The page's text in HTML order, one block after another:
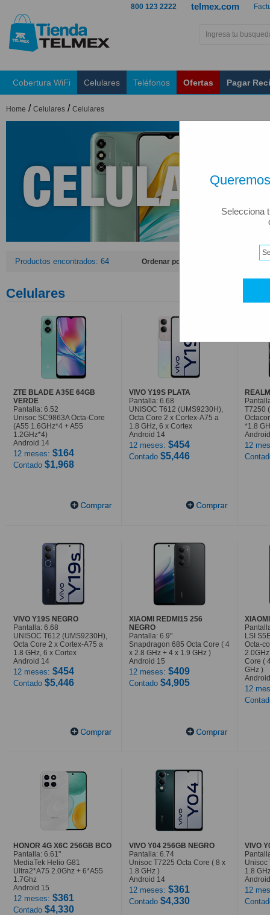
Selecciona
telmex.com
800 123 2222
Cobertura WiFi Celulares Teléfonos Ofertas Pagar
Home / Celulares / Celulares
Productos encontrados: 64 Ordenar por:
Celulares
ZTE BLADE A35E 64GB
VERDE
Pantalla: 6.52
Unisoc SC9863A Octa-Core
(A55 1.6GHz*4 + A55
1.2GHz*4)
Android 14
12 meses: $164
Contado $1,968
VIVO Y19S PLATA
Pantalla: 6.68
UNISOC T612 (UMS9230H),
Octa Core 2 x Cortex-A75 a
1.8 GHz, 6 x Cortex
Android 14
12 meses: $454
Contado $5,446
T7250
*1.8
12
VIVO Y19S NEGRO
Pantalla: 6.68
UNISOC T612 (UMS9230H),
Octa Core 2 x Cortex-A75 a
1.8 GHz, 6 x Cortex
Android 14
12 meses: $454
Contado $5,446
XIAOMI REDMI15 256
NEGRO
Pantalla: 6.9"
Snapdragon 685 Octa Core ( 4
x 2.8 GHz + 4 x 1.9 GHz )
Android 15
12 meses: $409
Contado $4,905
LSI
Octa-
Core (
GHz )
12
HONOR 4G X6C 256GB BCO
Pantalla: 6.61"
MediaTek Helio G81
Ultra2*A75 2.0Ghz + 6*A55
1.7Ghz
Android 15
12 meses: $361
Contado $4,330
VIVO Y04 256GB NEGRO
Pantalla: 6.74
Unisoc T7225 Octa Core ( 8 x
1.8 GHz )
Android 14
12 meses: $361
Contado $4,330
VIVO
Unisoc
1.8
12